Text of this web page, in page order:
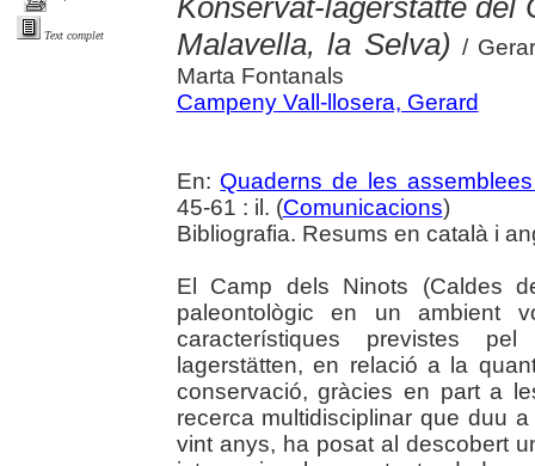
Text complet
Konservat-lagerstätte del
Malavella, la Selva) /
Marta Fontanals
Campeny Vall-llosera, Gerard
En: Quaderns de les
45-61 : il. (Comunicacions)
Bibliografia. Resums en català i
El Camp dels Ninots (Caldes
paleontològic en un ambient
característiques previstes
lagerstätten, en relació a la
conservació, gràcies en part a
recerca multidisciplinar que duu
vint anys, ha posat al descobert